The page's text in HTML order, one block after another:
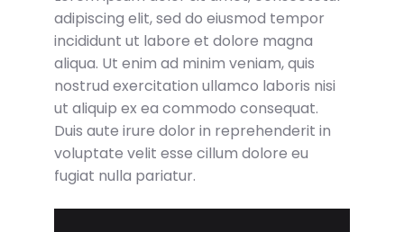
adipiscing elit, sed do eiusmod tempor
incididunt ut labore et dolore magna
aliqua. Ut enim ad minim veniam, quis
nostrud exercitation ullamco laboris nisi
ut aliquip ex ea commodo consequat.
Duis aute irure dolor in reprehenderit in
voluptate velit esse cillum dolore eu
fugiat nulla pariatur.